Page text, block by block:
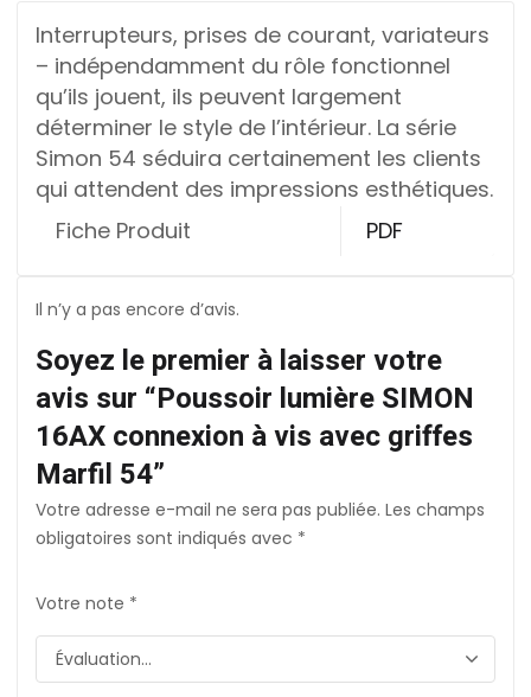
Interrupteurs, prises de courant, variateurs
– indépendamment du rôle fonctionnel
qu’ils jouent, ils peuvent largement
déterminer le style de l’intérieur. La série
Simon 54 séduira certainement les clients
qui attendent des impressions esthétiques.
Fiche Produit
PDF
Il n’y a pas encore d’avis.
Soyez le premier à laisser votre
avis sur “Poussoir lumière SIMON
16AX connexion à vis avec griffes
Marfil 54”
Votre adresse e-mail ne sera pas publiée. Les champs
obligatoires sont indiqués avec *
Votre note *